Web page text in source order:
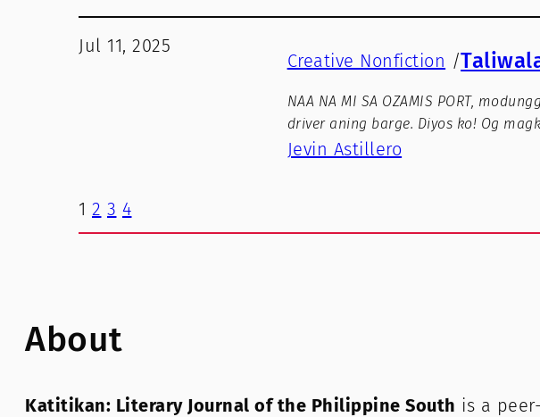
Jul 11, 2025
Creative Nonfiction /
NAA NA MI SA OZAMIS PORT,
driver aning barge. Diyos ko! Og
Jevin Astillero
1 2 3 4
About
Katitikan: Literary Journal of the Philippine South is a peer-